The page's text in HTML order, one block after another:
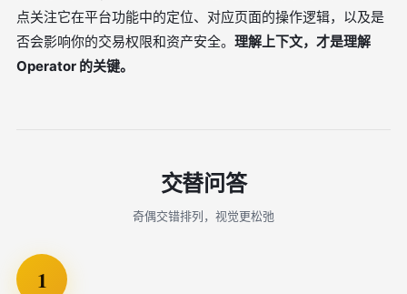
点关注它在平台功能中的定位、对应页面的操作逻辑，以及是
否会影响你的交易权限和资产安全。 理解上下文，才是理解
Operator 的关键。
交替问答
奇偶交错排列，视觉更松弛
1